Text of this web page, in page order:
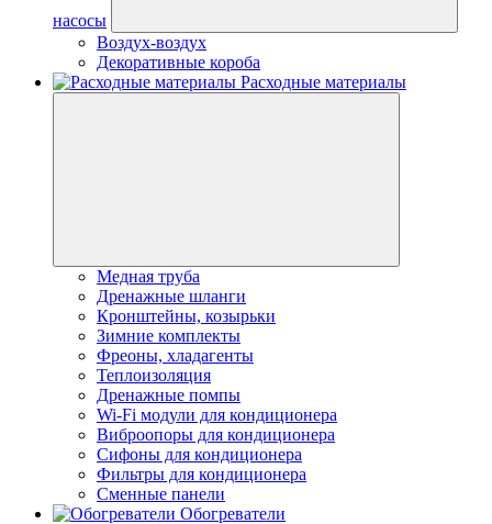
насосы
Воздух-воздух
Декоративные короба
Расходные материалы
Медная труба
Дренажные шланги
Кронштейны, козырьки
Зимние комплекты
Фреоны, хладагенты
Теплоизоляция
Дренажные помпы
Wi-Fi модули для кондиционера
Виброопоры для кондиционера
Сифоны для кондиционера
Фильтры для кондиционера
Сменные панели
Обогреватели